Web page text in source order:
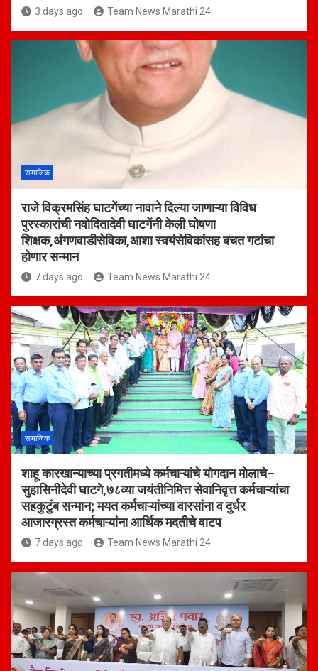
3 days ago Team News Marathi 24
सामाजिक
राजे विक्रमसिंह घाटगेंच्या नावाने दिल्या जाणाऱ्या विविध
पुरस्कारांची नवोदितादेवी घाटगेंनी केली घोषणा
शिक्षक,अंगणवाडीसेविका,आशा स्वयंसेविकांसह बचत गटांचा
होणार सन्मान
7 days ago Team News Marathi 24
सामाजिक
शाहू कारखान्याच्या प्रगतीमध्ये कर्मचाऱ्यांचे योगदान मोलाचे–
सुहासिनीदेवी घाटगे,७८व्या जयंतीनिमित्त सेवानिवृत्त कर्मचाऱ्यांचा
सहकुटुंब सन्मान; मयत कर्मचाऱ्यांच्या वारसांना व दुर्धर
आजारग्रस्त कर्मचाऱ्यांना आर्थिक मदतीचे वाटप
7 days ago Team News Marathi 24